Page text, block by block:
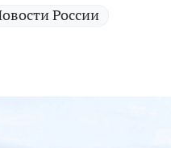
России